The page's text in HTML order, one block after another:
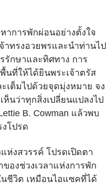
าการพักผ่อนอย่างตั้งใจ
าทรงอวยพรและนำท่านไป
รักษาและทิศทาง การ
นที่ให้ได้ยินพระเจ้าตรัส
เต็มไปด้วยจุดมุ่งหมาย จง
นว่าทุกสิ่งเปลี่ยนแปลงไป
B. Cowman แล้วพบ
โปรด
ห่งสวรรค์ โปรดเปิดตา
องช่วงเวลาแห่งการพัก
ชีวิต เหมือนไอแซคที่ได้